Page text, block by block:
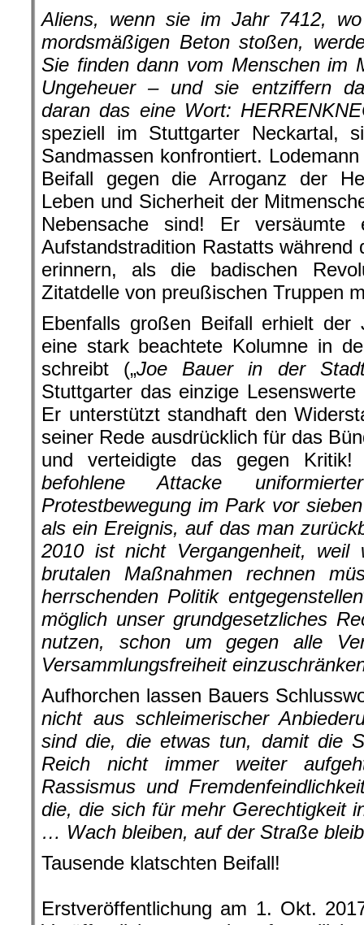
Aliens, wenn sie im Jahr 7412,
mordsmäßigen Beton stoßen,
Sie finden dann vom Menschen im
Ungeheuer – und sie entziffern
daran das eine Wort:
speziell im Stuttgarter Neckartal,
Sandmassen konfrontiert.
Beifall gegen die Arroganz der
Leben und Sicherheit der
Nebensache sind! Er
Aufstandstradition Rastatts während
erinnern, als die badischen
Zitatdelle von preußischen Truppen
Ebenfalls großen Beifall erhielt der
eine stark beachtete Kolumne in
schreibt („Joe Bauer in der
Stuttgarter das einzige
Er unterstützt standhaft den
seiner Rede ausdrücklich für das
und verteidigte das gegen
befohlene Attacke
Protestbewegung im Park vor
als ein Ereignis, auf das man
2010 ist nicht Vergangenheit,
brutalen Maßnahmen rechnen
herrschenden Politik entgegenstellen
möglich unser grundgesetzliches
nutzen, schon um gegen alle
Versammlungsfreiheit
Aufhorchen lassen Bauers
nicht aus schleimerischer
sind die, die etwas tun, damit die
Reich nicht immer weiter
Rassismus und
die, die sich für mehr Gerechtigkeit
… Wach bleiben, auf der Straße
Tausende klatschten Beifall!
Erstveröffentlichung am 1. Okt.